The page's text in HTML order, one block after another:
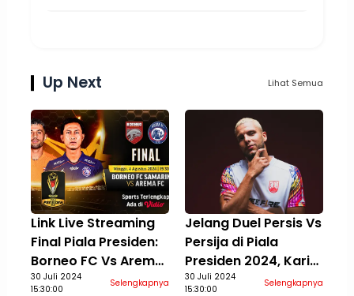
Up Next Lihat Semua
Link Live Streaming
Final Piala Presiden:
Borneo FC Vs Arema
di Vidio, 4 Agustus
30 Juli 2024
15:30:00
Selengkapnya
Jelang Duel Persis Vs
Persija di Piala
Presiden 2024, Karim
Rossi Berusaha
30 Juli 2024
15:30:00
Selengkapnya